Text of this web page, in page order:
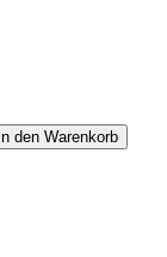
In den Warenkorb